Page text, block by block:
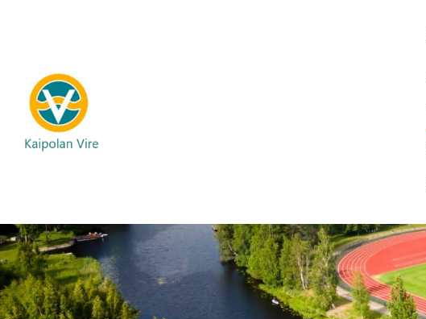
Kaipolan Vire